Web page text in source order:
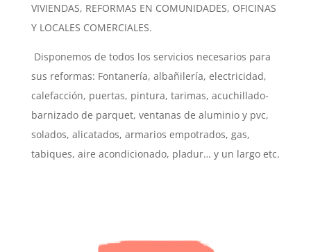
VIVIENDAS, REFORMAS EN COMUNIDADES, OFICINAS
Y LOCALES COMERCIALES.
Disponemos de todos los servicios necesarios para
sus reformas: Fontanería, albañilería, electricidad,
calefacción, puertas, pintura, tarimas, acuchillado-
barnizado de parquet, ventanas de aluminio y pvc,
solados, alicatados, armarios empotrados, gas,
tabiques, aire acondicionado, pladur… y un largo etc.